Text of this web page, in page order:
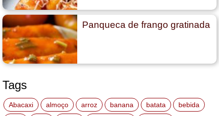
Panqueca de frango gratinada
Tags
Abacaxi almoço arroz banana batata
bebida